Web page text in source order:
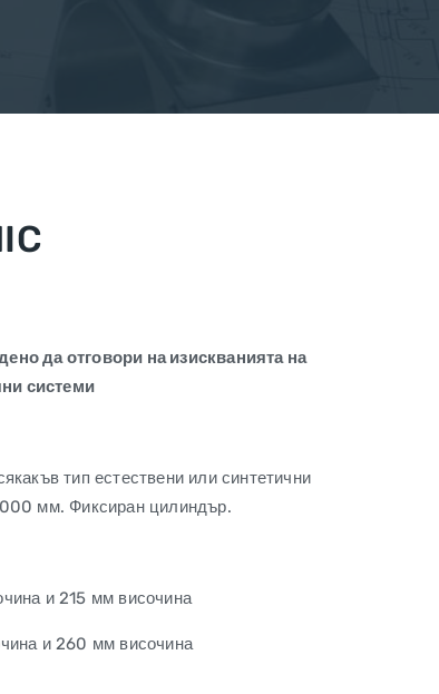
да отговори на изискванията на
системи
тип естествени или синтетични
мм. Фиксиран цилиндър.
и 215 мм височина
и 260 мм височина